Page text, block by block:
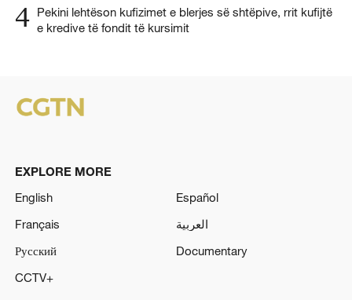
4 Pekini lehtëson kufizimet e blerjes së shtëpive, rrit kufijtë
e kredive të fondit të kursimit
EXPLORE MORE
English
Español
Français
العربية
Русский
Documentary
CCTV+